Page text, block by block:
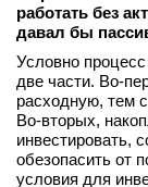
работать без
давал бы
Условно
две части. Во-
расходную, тем
Во-вторых,
инвестировать,
обезопасить от
условия для